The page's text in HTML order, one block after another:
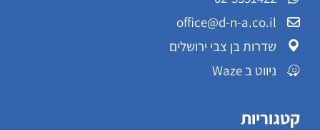
office@d-n-a.co.il
שדרות בן צבי ירושלים
ניווט ב Waze
קטגוריות